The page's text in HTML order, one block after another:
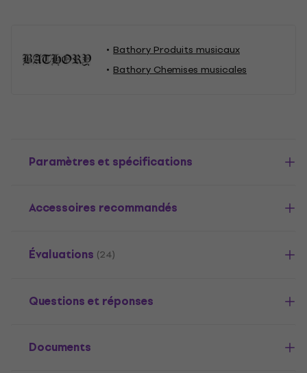
Bathory Produits musicaux
Bathory Chemises musicales
Paramètres et spécifications
Accessoires recommandés
Évaluations (24)
Questions et réponses
Documents